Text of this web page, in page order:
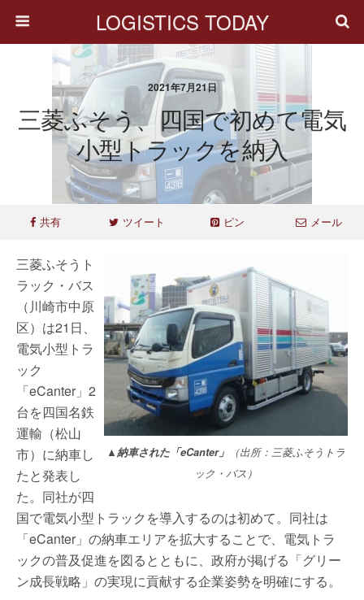
LOGISTICS TODAY
2021年7月21日
三菱ふそう、四国で初めて電気
小型トラックを納入
共有 ツイート ピン メール
▲納車された「eCanter」
（出所：三菱ふそうトラ
ック・バス）
三菱ふそうト
ラック・バス
（川崎市中原
区）は21日、
電気小型トラ
ック
「eCanter」2
台を四国名鉄
運輸（松山
市）に納車し
たと発表し
た。同社が四
国で電気小型トラックを導入するのは初めて。同社は
「eCanter」の納車エリアを拡大することで、電気トラ
ックの普及促進を図るとともに、政府が掲げる「グリー
ン成長戦略」の実現に貢献する企業姿勢を明確にする。